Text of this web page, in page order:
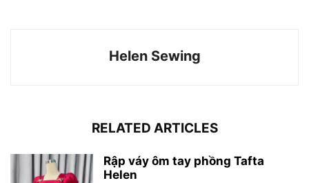
Helen Sewing
RELATED ARTICLES
Rập váy ôm tay phồng Tafta
Helen